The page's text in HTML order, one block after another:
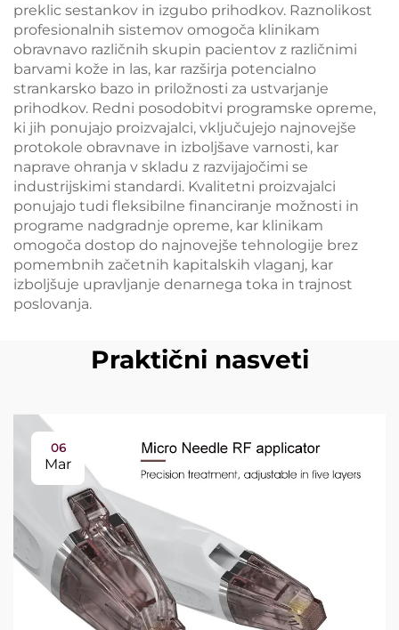
preklic sestankov in izgubo prihodkov. Raznolikost
profesionalnih sistemov omogoča klinikam
obravnavo različnih skupin pacientov z različnimi
barvami kože in las, kar razširja potencialno
strankarsko bazo in priložnosti za ustvarjanje
prihodkov. Redni posodobitvi programske opreme,
ki jih ponujajo proizvajalci, vključujejo najnovejše
protokole obravnave in izboljšave varnosti, kar
naprave ohranja v skladu z razvijajočimi se
industrijskimi standardi. Kvalitetni proizvajalci
ponujajo tudi fleksibilne financiranje možnosti in
programe nadgradnje opreme, kar klinikam
omogoča dostop do najnovejše tehnologije brez
pomembnih začetnih kapitalskih vlaganj, kar
izboljšuje upravljanje denarnega toka in trajnost
poslovanja.
Praktični nasveti
06
Mar